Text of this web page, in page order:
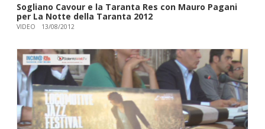
Sogliano Cavour e la Taranta Res con Mauro Pagani
per La Notte della Taranta 2012
VIDEO 13/08/2012